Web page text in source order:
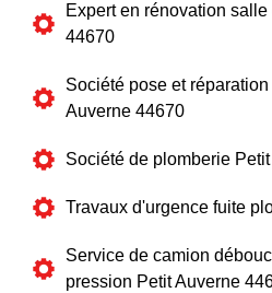
Expert en rénovation
44670
Société pose et
Auverne 44670
Société de plomberie
Travaux d'urgence fuite
Service de camion
pression Petit Auverne